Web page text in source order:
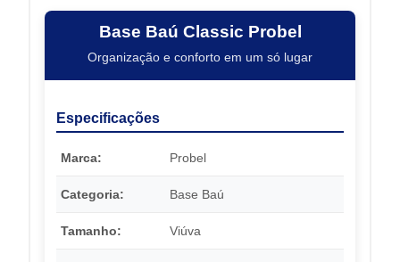
Base Baú Classic Probel
Organização e conforto em um só lugar
Especificações
Marca: Probel
Categoria: Base Baú
Tamanho: Viúva